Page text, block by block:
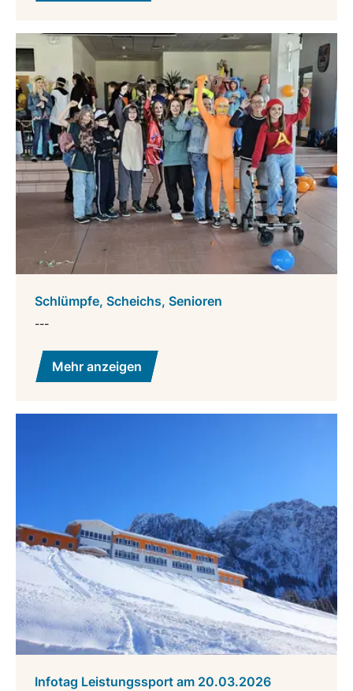
Schlümpfe, Scheichs, Senioren
---
Mehr anzeigen
Infotag Leistungssport am 20.03.2026